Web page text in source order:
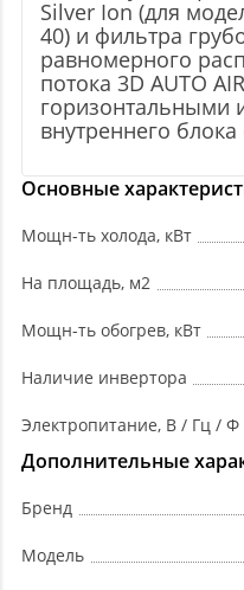
Silver Ion (для
40) и фильтра
равномерного
потока 3D AUTO
горизонтальными
внутреннего
Основные
Мощн-ть холода, кВт
На площадь, м2
Мощн-ть обогрев, кВт
Наличие инвертора
Электропитание, В / Гц / Ф
Дополнительные
Бренд
Модель